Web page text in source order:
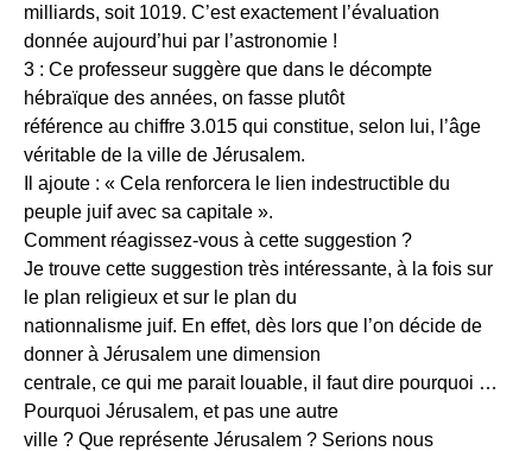
milliards, soit 1019. C’est exactement l’évaluation
donnée aujourd’hui par l’astronomie !
3 : Ce professeur suggère que dans le décompte
hébraïque des années, on fasse plutôt
référence au chiffre 3.015 qui constitue, selon lui, l’âge
véritable de la ville de Jérusalem.
Il ajoute : « Cela renforcera le lien indestructible du
peuple juif avec sa capitale ».
Comment réagissez-vous à cette suggestion ?
Je trouve cette suggestion très intéressante, à la fois sur
le plan religieux et sur le plan du
nationnalisme juif. En effet, dès lors que l’on décide de
donner à Jérusalem une dimension
centrale, ce qui me parait louable, il faut dire pourquoi …
Pourquoi Jérusalem, et pas une autre
ville ? Que représente Jérusalem ? Serions nous